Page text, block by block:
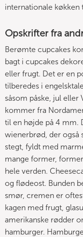
internationale køkken
Opskrifter fra
Berømte cupcakes
bagt i cupcakes
eller frugt. Det er en
tilberedes i
såsom påske, jul
kommer fra
til en højde på 4 mm.
wienerbrød, der også
stegt, fyldt med
mange former,
hele verden.
og flødeost. Bunden
smør, cremen er
kagen med frugt,
amerikanske rødder
hamburger.